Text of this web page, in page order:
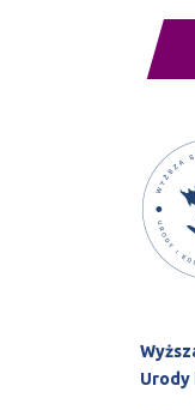
Urody